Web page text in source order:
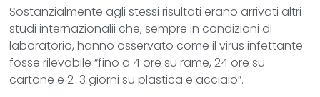
Sostanzialmente agli stessi risultati erano arrivati altri
studi internazionalii che, sempre in condizioni di
laboratorio, hanno osservato come il virus infettante
fosse rilevabile “fino a 4 ore su rame, 24 ore su
cartone e 2-3 giorni su plastica e acciaio”.